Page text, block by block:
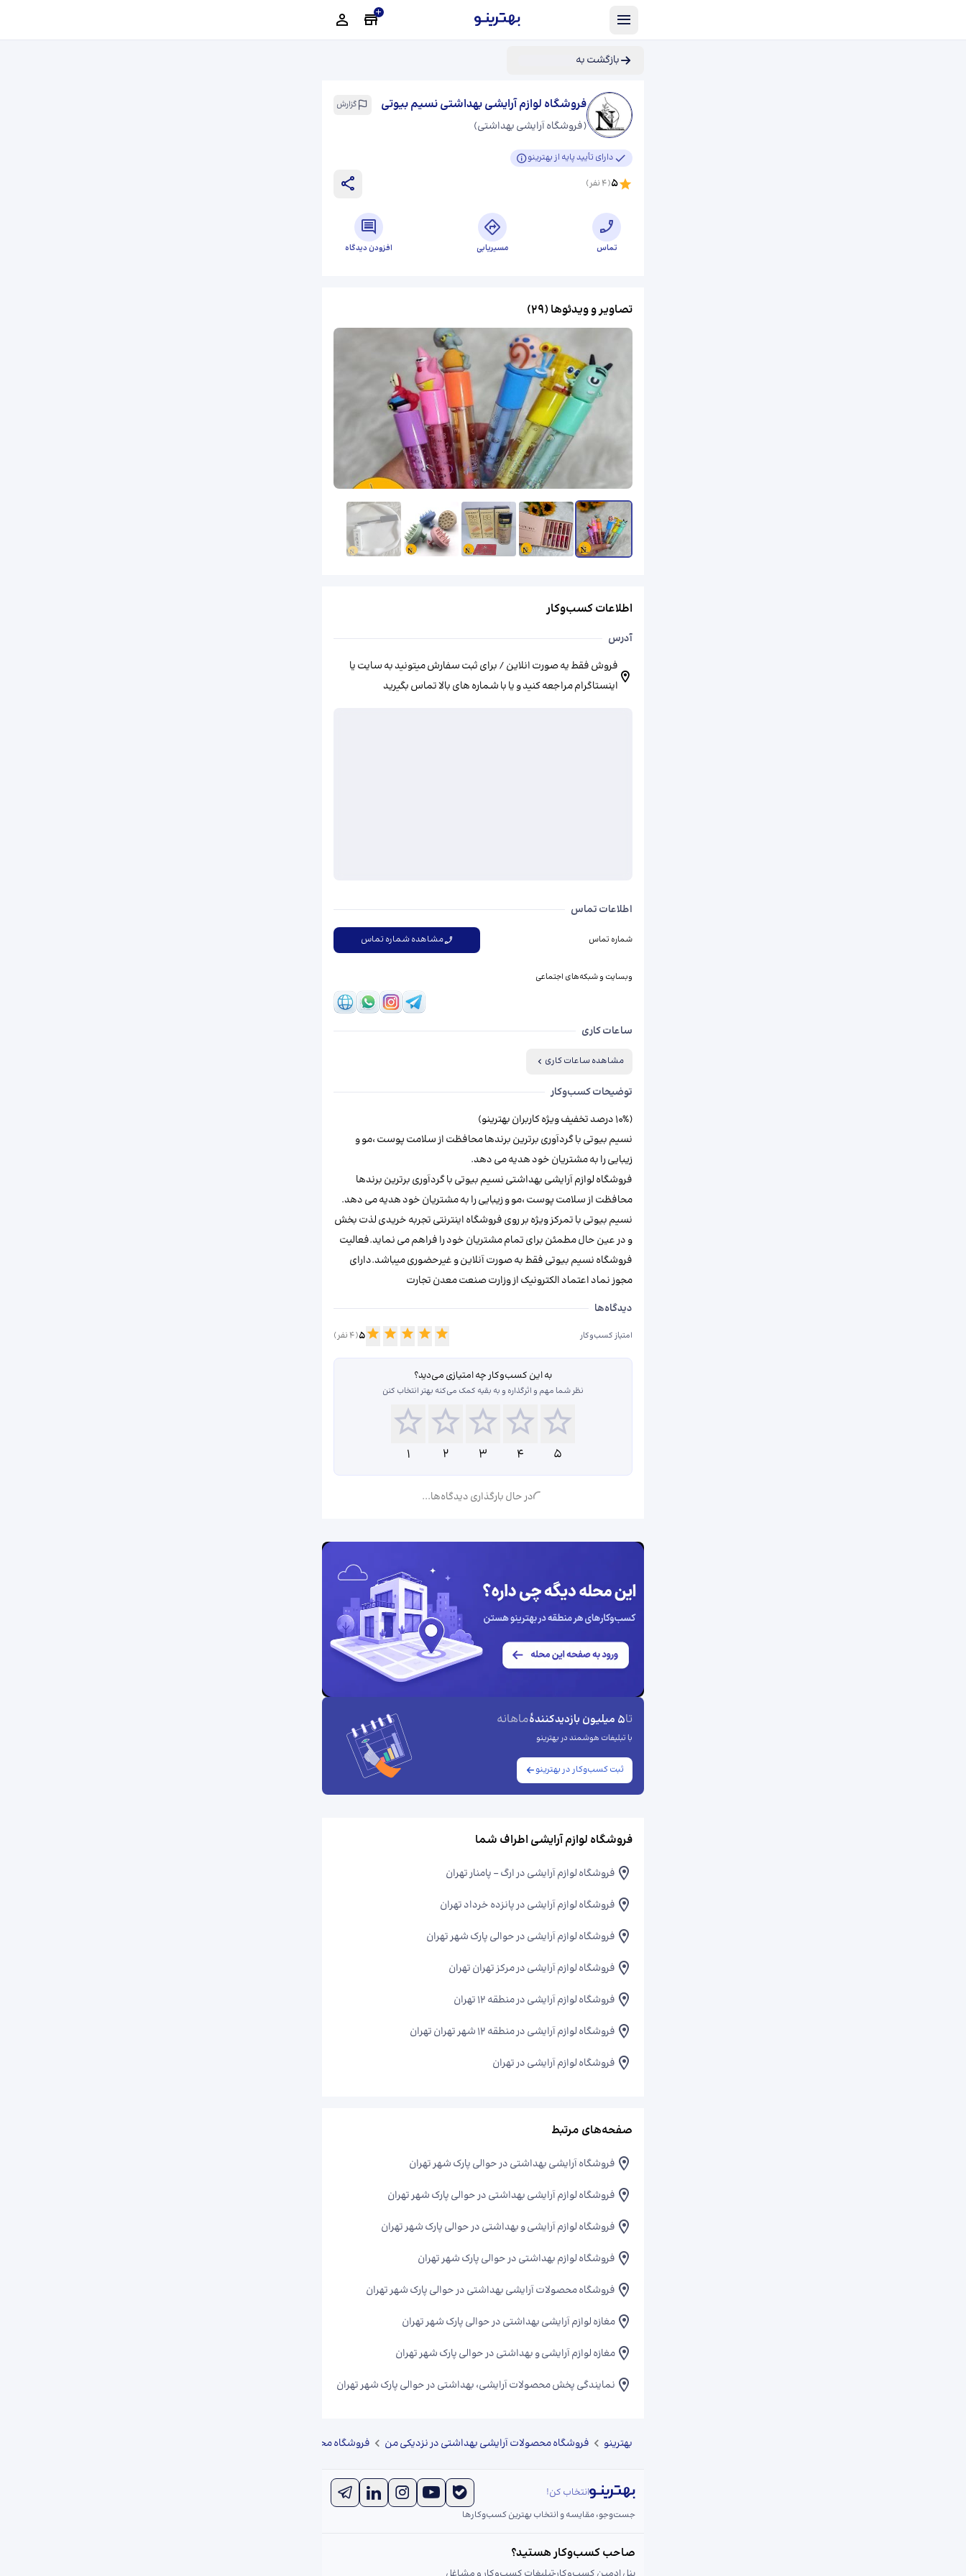
بازگشت به
فروشگاه لوازم آرایشی بهداشتی نسیم بیوتی گزارش
(فروشگاه آرایشی بهداشتی)
دارای تأیید پایه از بهترینو
5
(
4 نفر)
تماس مسیریابی افزودن دیدگاه
تصاویر و ویدئوها (29
)
اطلاعات کسب‌وکار
آدرس
فروش فقط یه صورت انلاین / برای ثبت سفارش میتونید به سایت یا
اینستاگرام مراجعه کنید و یا با شماره های بالا تماس بگیرید
اطلاعات تماس
شماره تماس مشاهده شماره تماس
وبسایت و شبکه‌های اجتماعی
ساعات کاری
مشاهده ساعات کاری
توضیحات کسب‌وکار
نسیم بیوتی با گردآوری برترین برندها محافظت از سلامت پوست ،مو و
فروشگاه لوازم آرایشی بهداشتی نسیم بیوتی با گردآوری برترین برندها
نسیم بیوتی با تمرکز ویژه بر روی فروشگاه اینترنتی تجربه خریدی لذت بخش
و در عین حال مطمئن برای تمام مشتریان خود را فراهم می نماید.فعالیت
فروشگاه نسیم بیوتی فقط به صورت آنلاین و غیرحضوری میباشد.دارای
مجوز نماد اعتماد الکترونیک از وزارت صنعت معدن تجارت
دیدگاه‌ها درباره فروشگاه لوازم آرایشی بهداشتی نسیم بیوتی
دیدگاه‌ها
امتیاز کسب‌وکار 5
(
4 نفر)
به این کسب‌وکار چه امتیازی می‌دید؟
نظر شما مهم و اثرگذاره و به بقیه کمک می‌کنه بهتر انتخاب کنن
1 2 3 4 5
در حال بارگذاری دیدگاه‌ها...
تا5 میلیون بازدیدکنندهٔ ماهانه
با تبلیغات هوشمند در بهترینو
ثبت کسب‌وکار در بهترینو
فروشگاه لوازم آرایشی اطراف شما
فروشگاه لوازم آرایشی در ارگ - پامنار تهران
فروشگاه لوازم آرایشی در پانزده خرداد تهران
فروشگاه لوازم آرایشی در حوالی پارک شهر تهران
فروشگاه لوازم آرایشی در مرکز تهران تهران
فروشگاه لوازم آرایشی در منطقه 12 تهران
فروشگاه لوازم آرایشی در منطقه ۱۲ شهر تهران تهران
فروشگاه لوازم آرایشی در تهران
صفحه‌های مرتبط
فروشگاه آرایشی بهداشتی در حوالی پارک شهر تهران
فروشگاه لوازم آرایشی بهداشتی در حوالی پارک شهر تهران
فروشگاه لوازم آرایشی و بهداشتی در حوالی پارک شهر تهران
فروشگاه لوازم بهداشتی در حوالی پارک شهر تهران
فروشگاه محصولات آرایشی بهداشتی در حوالی پارک شهر تهران
مغازه لوازم آرایشی بهداشتی در حوالی پارک شهر تهران
مغازه لوازم آرایشی و بهداشتی در حوالی پارک شهر تهران
نمایندگی پخش محصولات آرایشی، بهداشتی در حوالی پارک شهر تهران
بهترینو فروشگاه محصولات آرایشی بهداشتی در نزدیکی من فروشگاه محصولات آرایشی بهداشتی در تهران
انتخاب کن!
جست‌و‌جو، مقایسه و انتخاب بهترین کسب‌وکارها
صاحب کسب‌وکار هستید؟